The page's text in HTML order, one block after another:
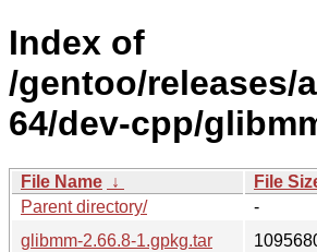
Index of
/gentoo/releases/
64/dev-cpp/
File Name ↓ File
Parent directory/
-
glibmm-2.66.8-1.gpkg.tar